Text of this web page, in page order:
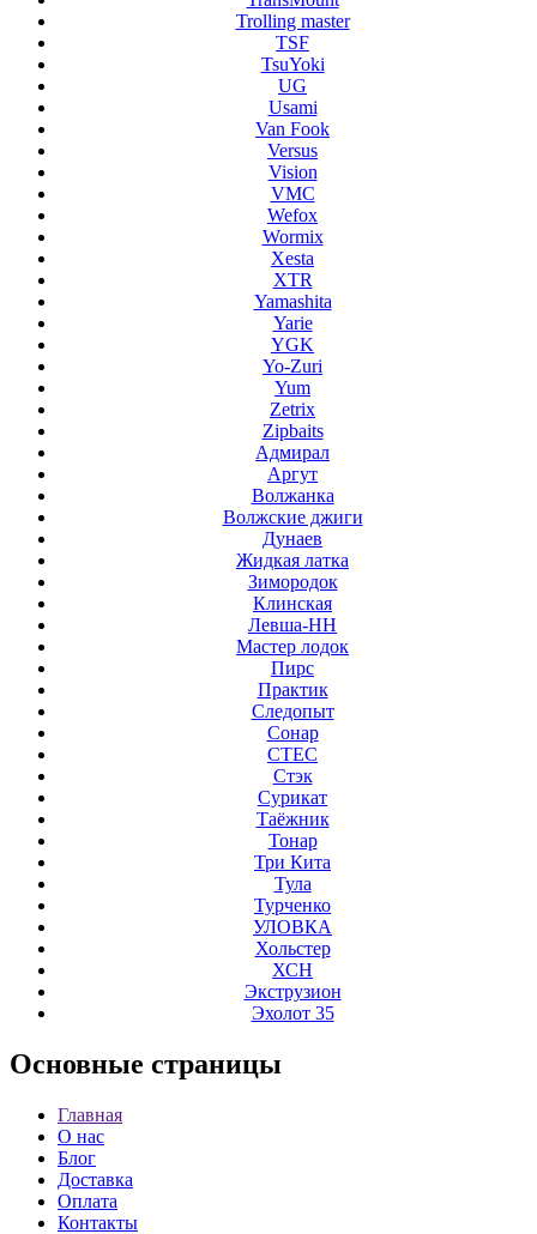
Trolling master
TSF
TsuYoki
UG
Usami
Van Fook
Versus
Vision
VMC
Wefox
Wormix
Xesta
XTR
Yamashita
Yarie
YGK
Yo-Zuri
Yum
Zetrix
Zipbaits
Адмирал
Аргут
Волжанка
Волжские джиги
Дунаев
Жидкая латка
Зимородок
Клинская
Левша-НН
Мастер лодок
Пирс
Практик
Следопыт
Сонар
СТЕС
Стэк
Сурикат
Таёжник
Тонар
Три Кита
Тула
Турченко
УЛОВКА
Хольстер
ХСН
Экструзион
Эхолот 35
Основные страницы
Главная
О нас
Блог
Доставка
Оплата
Контакты